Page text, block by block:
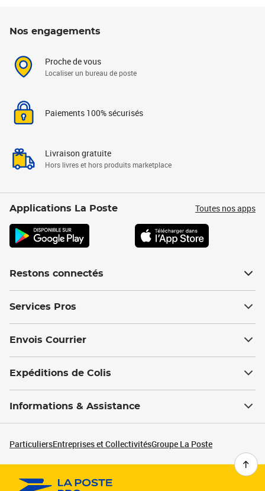
Nos engagements
Proche de vous
Localiser un bureau de poste
Paiements 100% sécurisés
Livraison gratuite
Hors livres et hors produits marketplace
Applications La Poste Toutes nos apps
Restons connectés
Services Pros
Envois Courrier
Expéditions de Colis
Informations & Assistance
ParticuliersEntreprises et CollectivitésGroupe La Poste